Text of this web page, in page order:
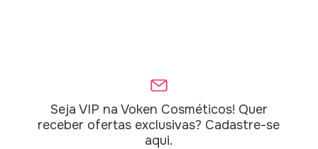
Seja VIP na Voken Cosméticos! Quer
receber ofertas exclusivas? Cadastre-se
aqui.